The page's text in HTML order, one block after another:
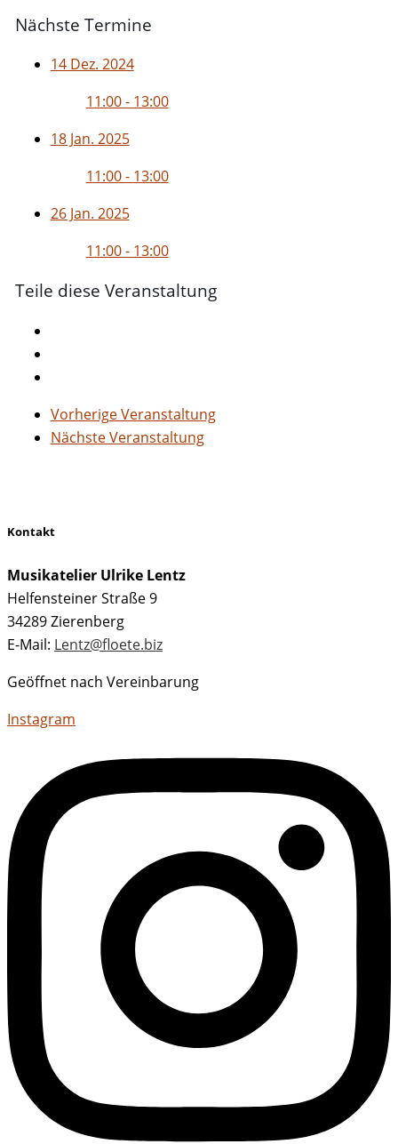
Nächste Termine
14 Dez. 2024
11:00 - 13:00
18 Jan. 2025
11:00 - 13:00
26 Jan. 2025
11:00 - 13:00
Teile diese Veranstaltung
Vorherige Veranstaltung
Nächste Veranstaltung
Kontakt
Musikatelier Ulrike Lentz
Helfensteiner Straße 9
34289 Zierenberg
E-Mail: Lentz@floete.biz
Geöffnet nach Vereinbarung
Instagram